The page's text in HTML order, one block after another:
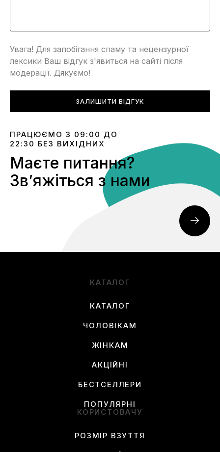
Увага! Для запобігання спаму та нецензурної
лексики Ваш відгук з'явиться на сайті після
модерації. Дякуємо!
ЗАЛИШИТИ ВІДГУК
ПРАЦЮЄМО З 09:00 ДО
22:30 БЕЗ ВИХІДНИХ
Маєте питання?
Звʼяжіться з нами
КАТАЛОГ
КАТАЛОГ
ЧОЛОВІКАМ
ЖІНКАМ
АКЦІЙНІ
БЕСТСЕЛЛЕРИ
ПОПУЛЯРНІ
КОРИСТОВАЧУ
РОЗМІР ВЗУТТЯ